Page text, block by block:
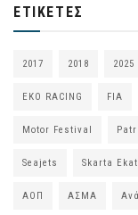
ΕΤΙΚΈΤΕΣ
2017 2018 2025
EKO RACING FIA
Motor Festival
Seajets Skarta
ΑΟΠ ΑΣΜΑ